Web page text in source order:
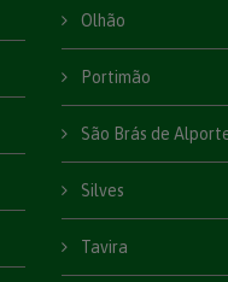
Olhão
Portimão
São Brás de
Silves
Tavira